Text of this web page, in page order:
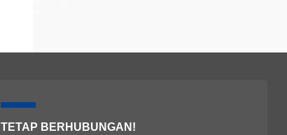
TETAP BERHUBUNGAN!